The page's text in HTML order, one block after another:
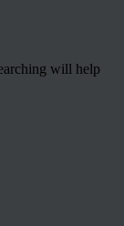
will help